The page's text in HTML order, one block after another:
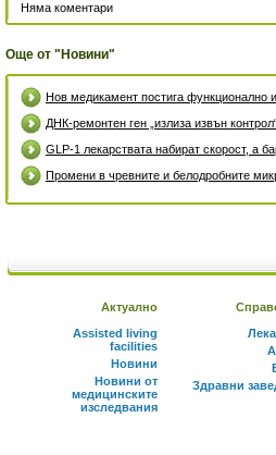
Няма коментари
Още от "Новини"
Нов медикамент постига функционално
ДНК-ремонтен ген „излиза извън
GLP-1 лекарствата набират скорост, а
Промени в чревните и белодробните
Актуално
Assisted living
facilities
Новини
Новини от
медицинските
изследвания
Здравни